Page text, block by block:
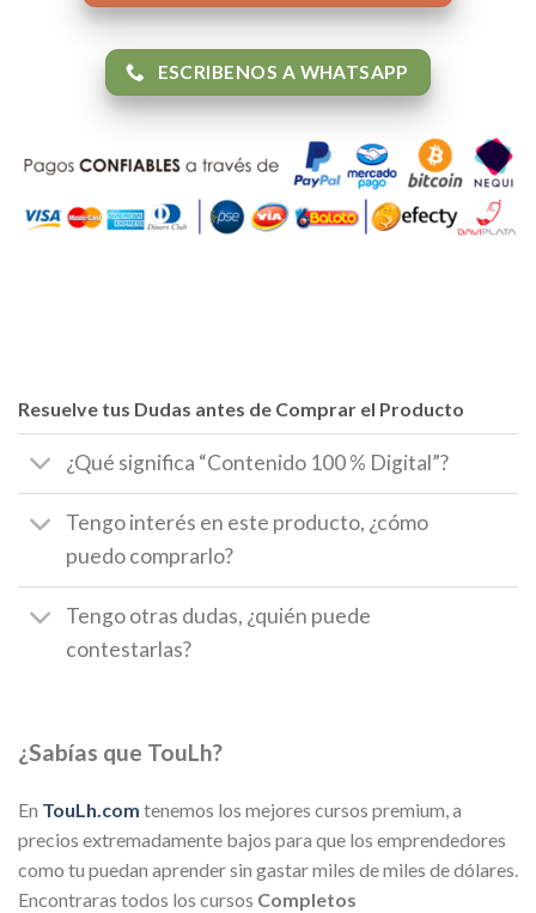
ESCRIBENOS A WHATSAPP
Resuelve tus Dudas antes de Comprar el Producto
¿Qué significa “Contenido 100 % Digital”?
Tengo interés en este producto, ¿cómo
puedo comprarlo?
Tengo otras dudas, ¿quién puede
contestarlas?
¿Sabías que TouLh?
En TouLh.com tenemos los mejores cursos premium, a
precios extremadamente bajos para que los emprendedores
como tu puedan aprender sin gastar miles de miles de dólares.
Encontraras todos los cursos Completos